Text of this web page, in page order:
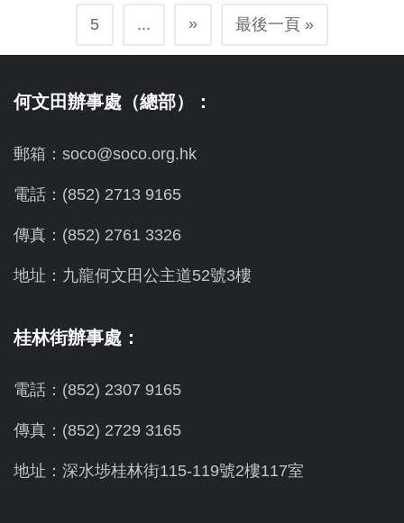
5 ... » 最後一頁 »
何文田辦事處（總部）：
郵箱：soco@soco.org.hk
電話：(852) 2713 9165
傳真：(852) 2761 3326
地址：九龍何文田公主道52號3樓
桂林街辦事處：
電話：(852) 2307 9165
傳真：(852) 2729 3165
地址：深水埗桂林街115-119號2樓117室